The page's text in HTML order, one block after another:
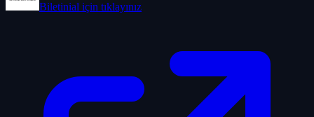
Biletinial için tıklayınız